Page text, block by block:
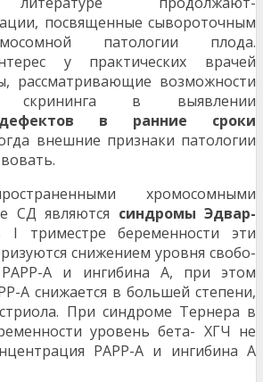
посвященные сывороточным
патологии плода.
у практических врачей
рассматривающие возможности
скрининга в выявлении
в ранние сроки
внешние признаки патологии
хромосомными
СД являются синдромы Эдвар-
триместре беременности эти
снижением уровня свобо-
РАРР-А и ингибина А, при этом
А снижается в большей степени,
При синдроме Тернера в
уровень бета- ХГЧ не
РАРР-А и ингибина А